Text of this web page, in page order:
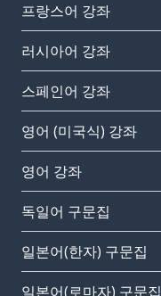
프랑스어 강좌
러시아어 강좌
스페인어 강좌
영어 (미국식) 강좌
영어 강좌
독일어 구문집
일본어(한자) 구문집
일본어(로마자) 구문집